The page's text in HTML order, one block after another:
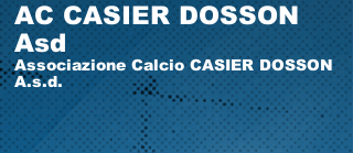
AC CASIER DOSSON
Asd
Associazione Calcio CASIER DOSSON
A.s.d.